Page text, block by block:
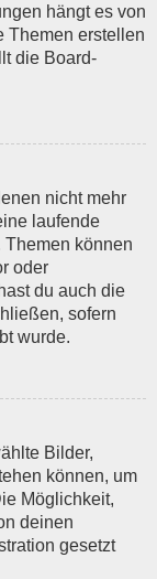
hängt es von
Themen erstellen
die Board-
nicht mehr
laufende
Themen können
oder
du auch die
sofern
wurde.
Bilder,
können, um
Möglichkeit,
deinen
gesetzt